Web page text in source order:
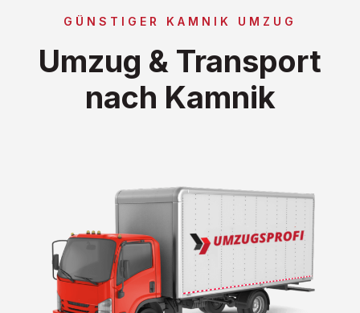
GÜNSTIGER KAMNIK UMZUG
Umzug & Transport
nach Kamnik